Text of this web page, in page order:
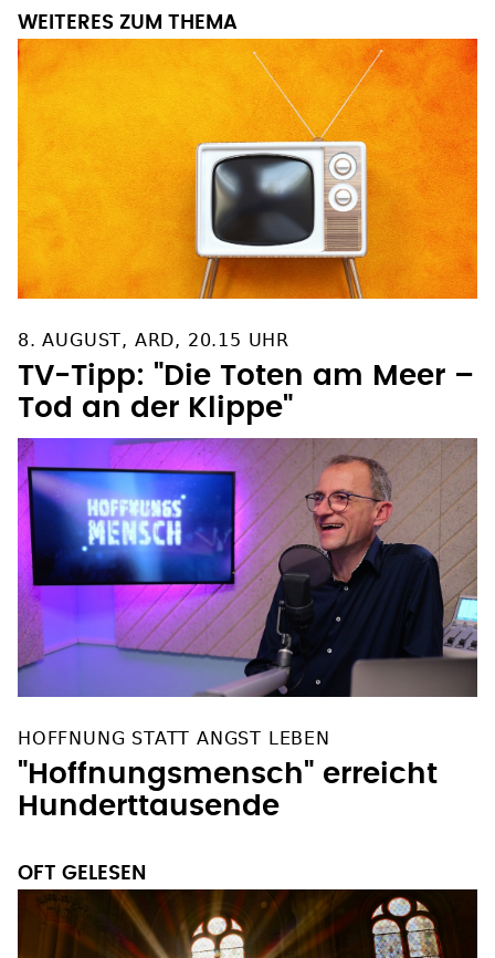
TV-Tipp: "Die Toten am Meer –
Tod an der Klippe"
"Hoffnungsmensch" erreicht
Hunderttausende